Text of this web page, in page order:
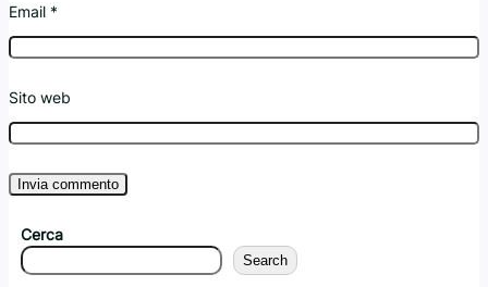
Email *
Sito web
Cerca
Search